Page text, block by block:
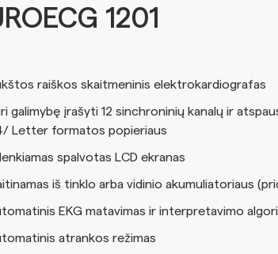
1201
raiškos skaitmeninis elektrokardiografas
galimybę įrašyti 12 sinchroninių kanalų ir
Letter formatos popieriaus
spalvotas LCD ekranas
iš tinklo arba vidinio akumuliatoriaus
EKG matavimas ir interpretavimo
atrankos režimas